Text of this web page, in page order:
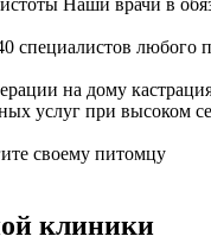
специалистов любого
на дому
услуг при высоком
своему питомцу
клиники